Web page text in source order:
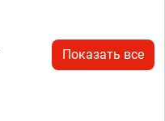
Показать все